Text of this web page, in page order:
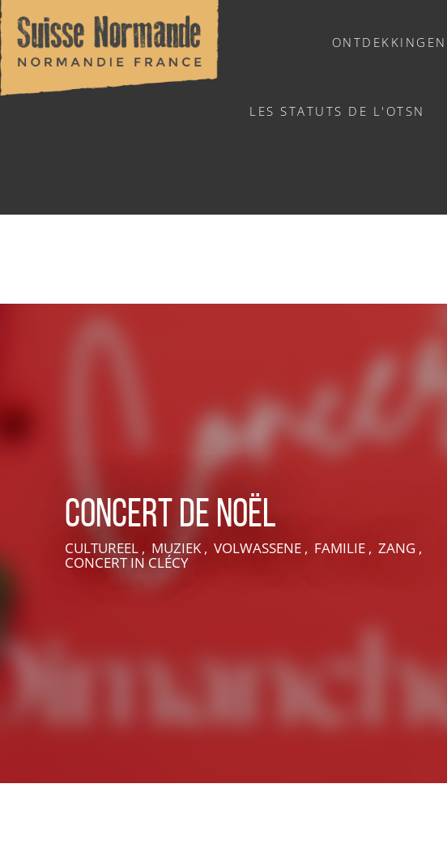
ONTDEKKINGEN
VIVEZ UNE EXPÉRIENCE EN SUISSE NORMANDE
LES STATUTS DE L'OTSN
Concert de Noël
CULTUREEL , MUZIEK , VOLWASSENE , FAMILIE , ZANG ,
CONCERTIN CLÉCY